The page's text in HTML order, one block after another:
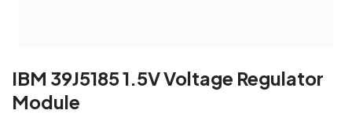
IBM 39J5185 1.5V Voltage Regulator
Module